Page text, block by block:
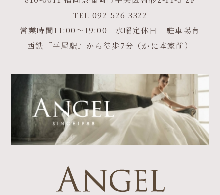
TEL 092-526-3322
営業時間11:00～19:00 水曜定休日 駐車場有
西鉄『平尾駅』から徒歩7分（かに本家前）